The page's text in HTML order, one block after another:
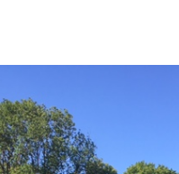
FONTANE UND SCHULE
FONTANE-
FORSCHER*INNEN